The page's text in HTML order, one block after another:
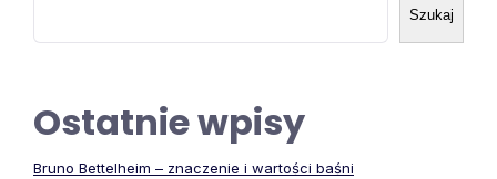
Szukaj
Ostatnie wpisy
Bruno Bettelheim – znaczenie i wartości baśni